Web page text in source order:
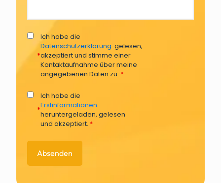
*
Ich habe die
Datenschutzerklärung gelesen,
akzeptiert und stimme einer
Kontaktaufnahme über meine
angegebenen Daten zu. *
*
Ich habe die
Erstinformationen
heruntergeladen, gelesen
und akzeptiert. *